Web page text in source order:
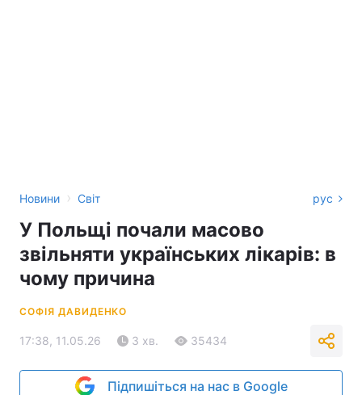
Новини › Світ рус
У Польщі почали масово
звільняти українських лікарів: в
чому причина
СОФІЯ ДАВИДЕНКО
17:38, 11.05.26 3 хв. 35434
Підпишіться на нас в Google